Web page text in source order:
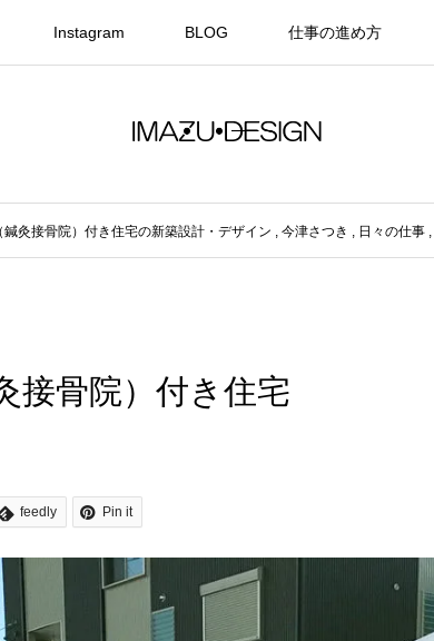
Instagram BLOG 仕事の進め方
灸接骨院）付き住宅の新築設計・デザイン 今津さつき 日々の仕事
接骨院）付き住宅
feedly Pin it